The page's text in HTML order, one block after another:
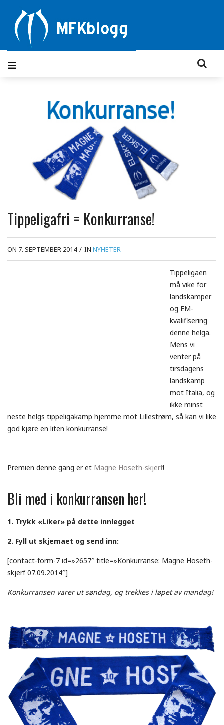
Tippeligafri = Konkurranse!
ON 7. SEPTEMBER 2014 / IN NYHETER
Tippeligaen
må vike for
landskamper
og EM-
kvalifisering
denne helga.
Mens vi
venter på
tirsdagens
landskamp
mot Italia, og
ikke minst
neste helgs tippeligakamp hjemme mot Lillestrøm, så kan vi like
god kjøre en liten konkurranse!
Premien denne gang er et Magne Hoseth-skjerf!
Bli med i konkurransen her!
1. Trykk «Liker» på dette innlegget
2. Fyll ut skjemaet og send inn:
[contact-form-7 id=»2657″ title=»Konkurranse: Magne Hoseth-
skjerf 07.09.2014″]
Konkurransen varer ut søndag, og trekkes i løpet av mandag!